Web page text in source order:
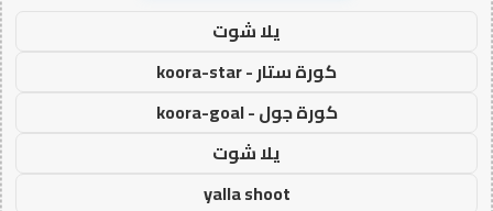
يلا شوت
كورة ستار - koora-star
كورة جول - koora-goal
يلا شوت
yalla shoot